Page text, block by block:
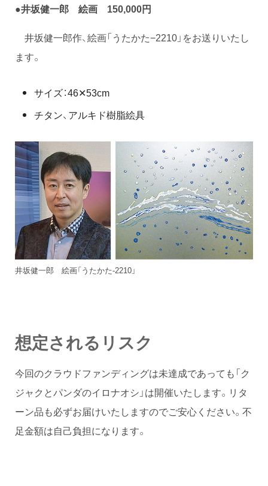
●井坂健一郎 絵画 150,000円
井坂健一郎作、絵画「うたかた−2210」をお送りいたし
ます。
サイズ：46✕53cm
チタン、アルキド樹脂絵具
井坂健一郎 絵画「うたかた-2210」
想定されるリスク
今回のクラウドファンディングは未達成であっても「ク
ジャクとパンダのイロナオシ」は開催いたします。リタ
ーン品も必ずお届けいたしますのでご安心ください。不
足金額は自己負担になります。